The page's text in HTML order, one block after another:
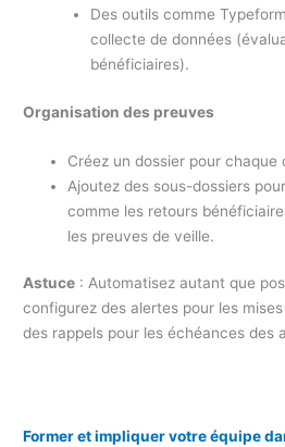
Des outils comme
collecte de données
bénéficiaires).
Organisation des preuves
Créez un dossier pour chaque
Ajoutez des sous-dossiers
comme les retours
les preuves de veille.
Astuce : Automatisez autant que
configurez des alertes pour les
des rappels pour les échéances des
Former et impliquer votre équipe